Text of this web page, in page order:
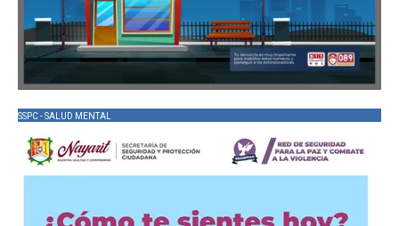
SSPC - SALUD MENTAL